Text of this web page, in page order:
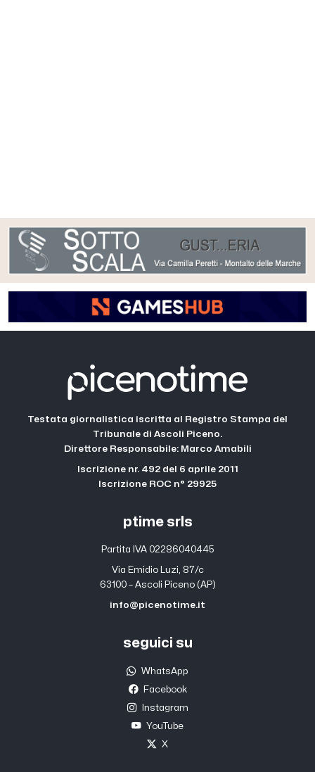
Testata giornalistica iscritta al Registro Stampa del
Tribunale di Ascoli Piceno.
Direttore Responsabile: Marco Amabili
Iscrizione nr. 492 del 6 aprile 2011
Iscrizione ROC n° 29925
ptime srls
Partita IVA 02286040445
Via Emidio Luzi, 87/c
63100 – Ascoli Piceno (AP)
info@picenotime.it
seguici su
WhatsApp
Facebook
Instagram
YouTube
X